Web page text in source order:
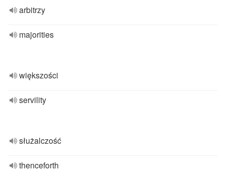
arbitrzy
majorities
większości
servility
służalczość
thenceforth